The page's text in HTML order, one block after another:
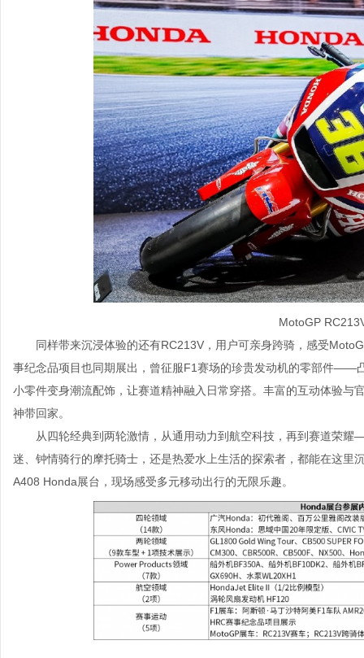
MotoGP
同样带来沉浸体验的还有RC213V，用户可亲身跨骑，感受
事纪念品项目也同期展出，曾征服F1赛场的珍贵发动机的零部件——
小零件变身潮流配饰，让赛道精神融入日常穿搭。丰富的互动体验
神带回家。
从四轮经典到两轮激情，从通用动力到航空科技，再到赛道荣
迷、钟情骑行的摩托骑士，还是热爱水上生活的探索者，都能在这里
A408 Honda展台，现场感受多元移动出行的无限乐趣。